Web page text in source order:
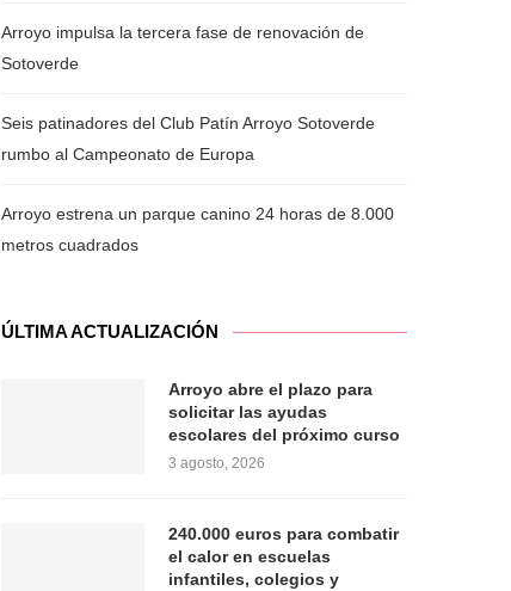
Arroyo impulsa la tercera fase de renovación de
Sotoverde
Seis patinadores del Club Patín Arroyo Sotoverde
rumbo al Campeonato de Europa
Arroyo estrena un parque canino 24 horas de 8.000
metros cuadrados
ÚLTIMA ACTUALIZACIÓN
Arroyo abre el plazo para
solicitar las ayudas
escolares del próximo curso
3 agosto, 2026
240.000 euros para combatir
el calor en escuelas
infantiles, colegios y